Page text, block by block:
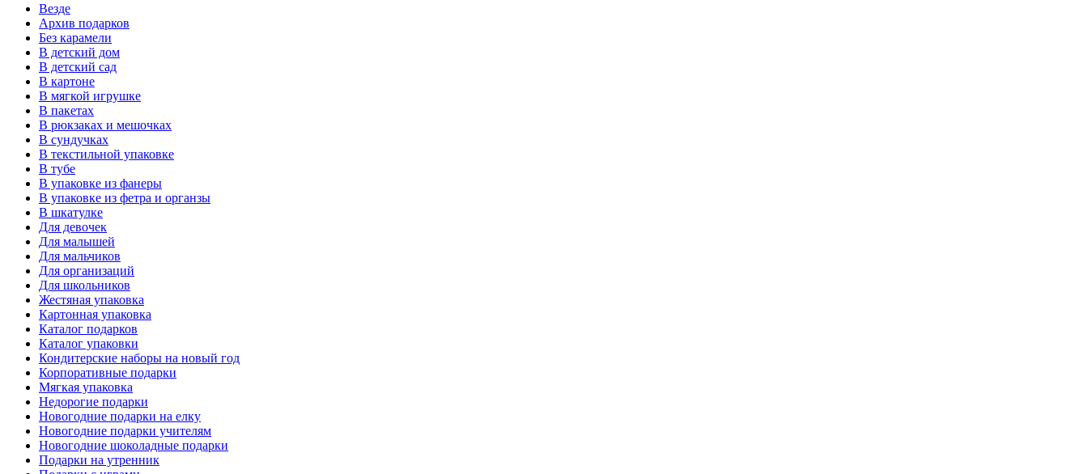
Везде
Архив подарков
Без карамели
В детский дом
В детский сад
В картоне
В мягкой игрушке
В пакетах
В рюкзаках и мешочках
В сундучках
В текстильной упаковке
В тубе
В упаковке из фанеры
В упаковке из фетра и органзы
В шкатулке
Для девочек
Для малышей
Для мальчиков
Для организаций
Для школьников
Жестяная упаковка
Картонная упаковка
Каталог подарков
Каталог упаковки
Кондитерские наборы на новый год
Корпоративные подарки
Мягкая упаковка
Недорогие подарки
Новогодние подарки на елку
Новогодние подарки учителям
Новогодние шоколадные подарки
Подарки на утренник